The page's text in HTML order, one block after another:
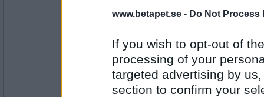
www.betapet.se - Do Not Process
If you wish to opt-out of
processing of your
targeted advertising by
section to confirm your
Antal inlägg:
jag har huvudvärk
bennyboll- Ej medlem längre
falskt